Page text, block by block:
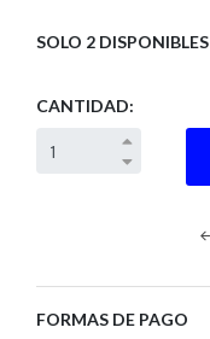
SOLO 2 DISPONIBLES
CANTIDAD:
FORMAS DE PAGO